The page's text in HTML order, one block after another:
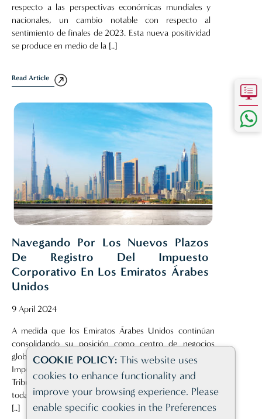
respecto a las perspectivas económicas mundiales y
nacionales, un cambio notable con respecto al
sentimiento de finales de 2023. Esta nueva positividad
se produce en medio de la [..]
Read Article
Navegando Por Los Nuevos Plazos
De Registro Del Impuesto
Corporativo En Los Emiratos Árabes
Unidos
9 April 2024
A medida que los Emiratos Árabes Unidos continúan
consolidando su posición como centro de negocios
global, la introducción de nuevos plazos de registro del
Impuesto de Sociedades por parte de la Autoridad
Tributaria Federal (FTA) es un avance significativo para
todas las empresas que operan dentro de su jurisdicción
[..]
COOKIE POLICY: This website uses
cookies to enhance functionality and
improve your browsing experience. Please
enable specific cookies in the Preferences